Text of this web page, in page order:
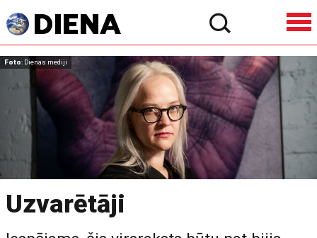
Foto: Dienas mediji
Uzvarētāji